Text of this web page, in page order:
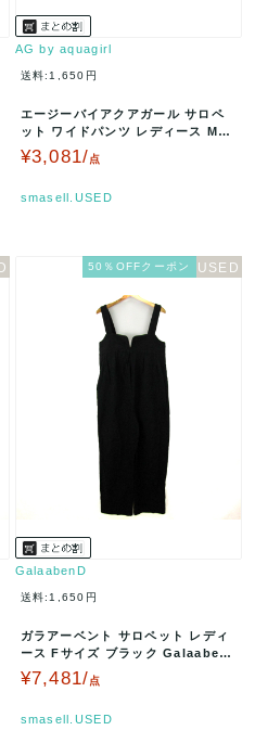
AG by aquagirl
送料:1,650円
エージーバイアクアガール サロペ
ット ワイドパンツ レディース Mサ
イズ ブラウン AG by aq…
¥3,081/点
smasell.USED
50％OFFクーポン
GalaabenD
送料:1,650円
ガラアーベント サロペット レディ
ース Fサイズ ブラック Galaaben
D 【中古】
¥7,481/点
smasell.USED